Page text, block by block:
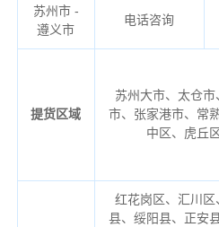
苏州市 -
遵义市
电话咨询
提货区域
苏州大市、太仓
市、张家港市、常
中区、虎丘
红花岗区、汇川
县、绥阳县、正安